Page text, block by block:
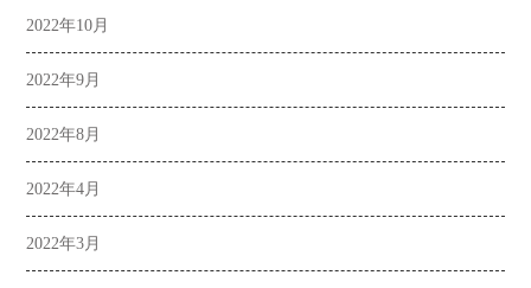
2022年10月
2022年9月
2022年8月
2022年4月
2022年3月